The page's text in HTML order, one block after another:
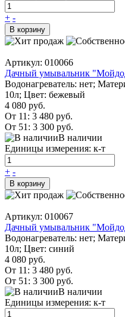
+ -
В корзину
Артикул: 010066
Дачный умывальник
Водонагреватель: нет;
10л; Цвет: бежевый
4 080 руб.
От 11: 3 480 руб.
От 51: 3 300 руб.
В наличии
Единицы измерения: к-т
+ -
В корзину
Артикул: 010067
Дачный умывальник
Водонагреватель: нет;
10л; Цвет: синий
4 080 руб.
От 11: 3 480 руб.
От 51: 3 300 руб.
В наличии
Единицы измерения: к-т